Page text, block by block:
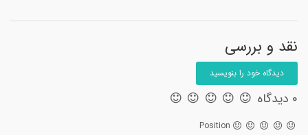
نقد و بررسی
دیدگاه خود را بنویسید
0 دیدگاه
Position